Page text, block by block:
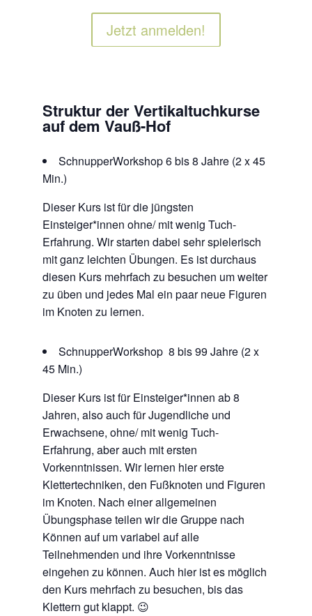
Jetzt anmelden!
Struktur der Vertikaltuchkurse
auf dem Vauß-Hof
SchnupperWorkshop 6 bis 8 Jahre (2 x 45
Min.)
Dieser Kurs ist für die jüngsten
Einsteiger*innen ohne/ mit wenig Tuch-
Erfahrung. Wir starten dabei sehr spielerisch
mit ganz leichten Übungen. Es ist durchaus
diesen Kurs mehrfach zu besuchen um weiter
zu üben und jedes Mal ein paar neue Figuren
im Knoten zu lernen.
SchnupperWorkshop 8 bis 99 Jahre (2 x
45 Min.)
Dieser Kurs ist für Einsteiger*innen ab 8
Jahren, also auch für Jugendliche und
Erwachsene, ohne/ mit wenig Tuch-
Erfahrung, aber auch mit ersten
Vorkenntnissen. Wir lernen hier erste
Klettertechniken, den Fußknoten und Figuren
im Knoten. Nach einer allgemeinen
Übungsphase teilen wir die Gruppe nach
Können auf um variabel auf alle
Teilnehmenden und ihre Vorkenntnisse
eingehen zu können. Auch hier ist es möglich
den Kurs mehrfach zu besuchen, bis das
Klettern gut klappt. 😉